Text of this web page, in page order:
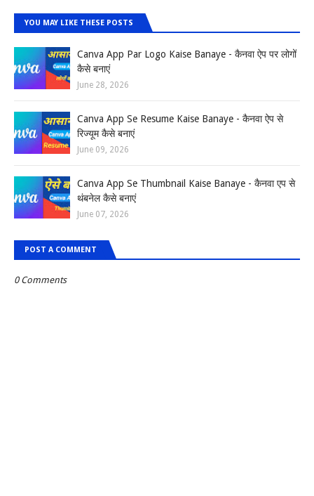
YOU MAY LIKE THESE POSTS
Canva App Par Logo Kaise Banaye - कैनवा ऐप पर लोगों
कैसे बनाएं
June 28, 2026
Canva App Se Resume Kaise Banaye - कैनवा ऐप से
रिज्यूम कैसे बनाएं
June 09, 2026
Canva App Se Thumbnail Kaise Banaye - कैनवा एप से
थंबनेल कैसे बनाएं
June 07, 2026
POST A COMMENT
0 Comments